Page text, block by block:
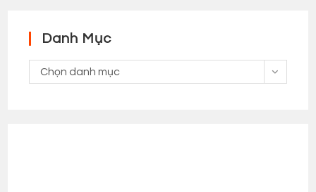
Danh Mục
DanhChọn danh mục